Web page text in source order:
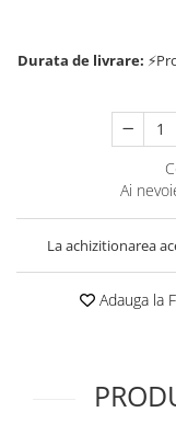
Durata de livrare:
Ai
La achizitionarea
Adauga la